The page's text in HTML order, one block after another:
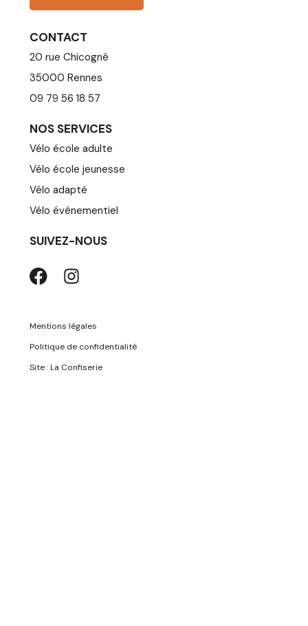
CONTACT
20 rue Chicogné
35000 Rennes
09 79 56 18 57
NOS SERVICES
Vélo école adulte
Vélo école jeunesse
Vélo adapté
Vélo événementiel
SUIVEZ-NOUS
Mentions légales
Politique de confidentialité
Site : La Confiserie